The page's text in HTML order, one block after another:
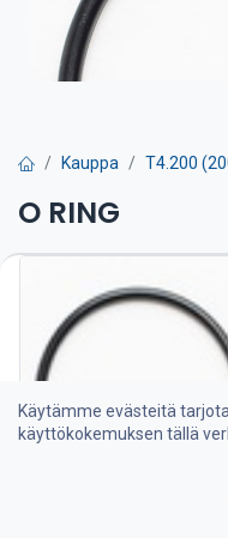
Kauppa T4.200
O RING
Lämmönvaihdin on
Tarvitset näitä o-renkaita 4
25,75€
Käytämme evästeitä
käyttökokemuksen tällä